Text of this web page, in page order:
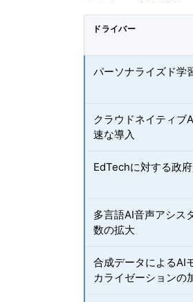
ドライバー
パーソナライズド学
クラウドネイティブ
速な導入
EdTechに対する政
多言語AI音声アシス
数の拡大
合成データによるAI
カライゼーションの